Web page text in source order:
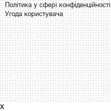
Політика у сфері
Угода користувача
x